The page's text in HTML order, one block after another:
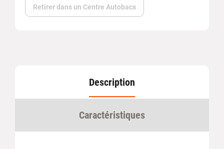
Retirer dans un Centre Autobacs
Description
Caractéristiques